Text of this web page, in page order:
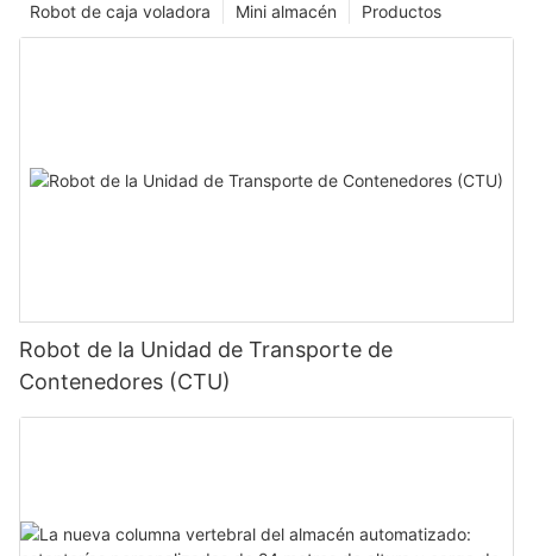
Productos
Mini almacén
Robot de caja voladora
Robot de la Unidad de Transporte de
Contenedores (CTU)